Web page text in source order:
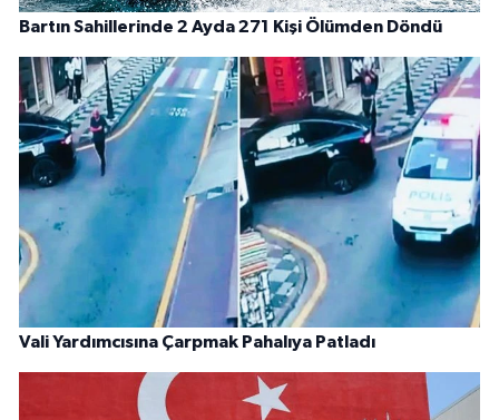
Bartın Sahillerinde 2 Ayda 271 Kişi Ölümden Döndü
Vali Yardımcısına Çarpmak Pahalıya Patladı